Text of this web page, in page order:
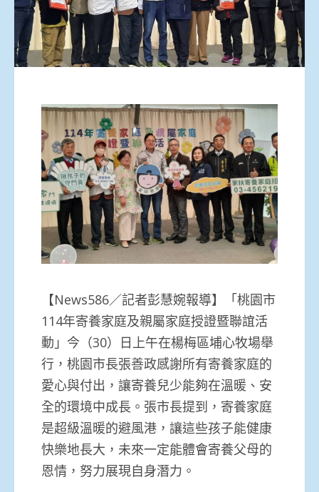
【News586／記者彭慧婉報導】「桃園市
114年寄養家庭及親屬家庭授證暨聯誼活
動」今（30）日上午在楊梅區埔心牧場舉
行，桃園市長張善政感謝所有寄養家庭的
愛心與付出，讓寄養兒少能夠在溫暖、安
全的環境中成長。張市長提到，寄養家庭
是超級溫暖的避風港，讓這些孩子能健康
快樂地長大，未來一定能體會寄養父母的
恩情，努力展現自身潛力。